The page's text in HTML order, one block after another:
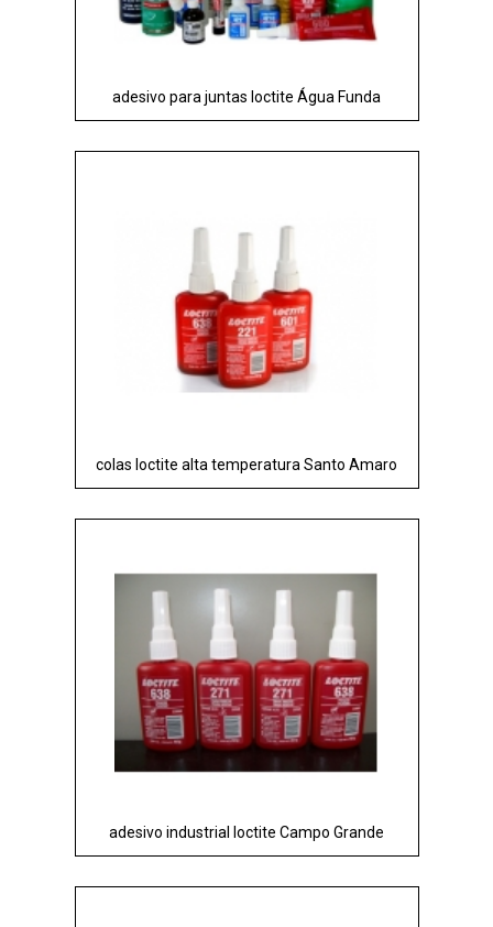
adesivo para juntas loctite Água Funda
colas loctite alta temperatura Santo Amaro
adesivo industrial loctite Campo Grande